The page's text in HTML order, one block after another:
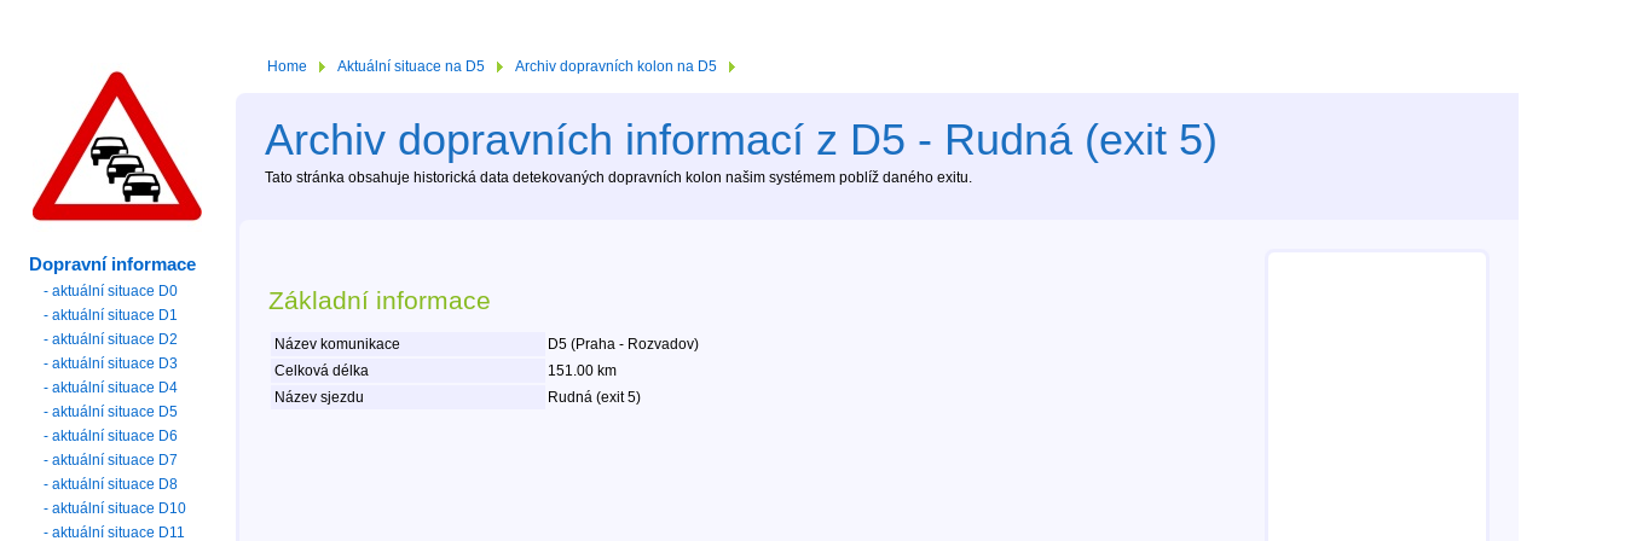
Home Aktuální situace na D5 Archiv dopravních kolon na D5
Archiv dopravních informací z D5 - Rudná (exit 5)
Tato stránka obsahuje historická data detekovaných dopravních kolon našim systémem poblíž daného exitu.
Základní informace
Název komunikace
D5 (Praha - Rozvadov)
Celková délka
151.00 km
Název sjezdu
Rudná (exit 5)
Dopravní informace
- aktuální situace D0
- aktuální situace D1
- aktuální situace D2
- aktuální situace D3
- aktuální situace D4
- aktuální situace D5
- aktuální situace D6
- aktuální situace D7
- aktuální situace D8
- aktuální situace D10
- aktuální situace D11